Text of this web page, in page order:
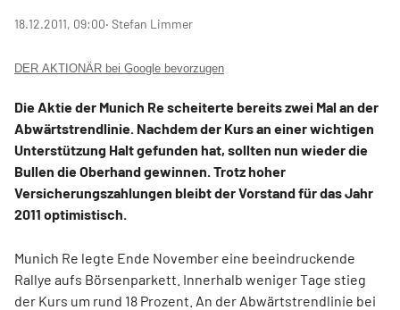
18.12.2011, 09:00‧ Stefan Limmer
DER AKTIONÄR bei Google bevorzugen
Die Aktie der Munich Re scheiterte bereits zwei Mal an der
Abwärtstrendlinie. Nachdem der Kurs an einer wichtigen
Unterstützung Halt gefunden hat, sollten nun wieder die
Bullen die Oberhand gewinnen. Trotz hoher
Versicherungszahlungen bleibt der Vorstand für das Jahr
2011 optimistisch.
Munich Re legte Ende November eine beeindruckende
Rallye aufs Börsenparkett. Innerhalb weniger Tage stieg
der Kurs um rund 18 Prozent. An der Abwärtstrendlinie bei